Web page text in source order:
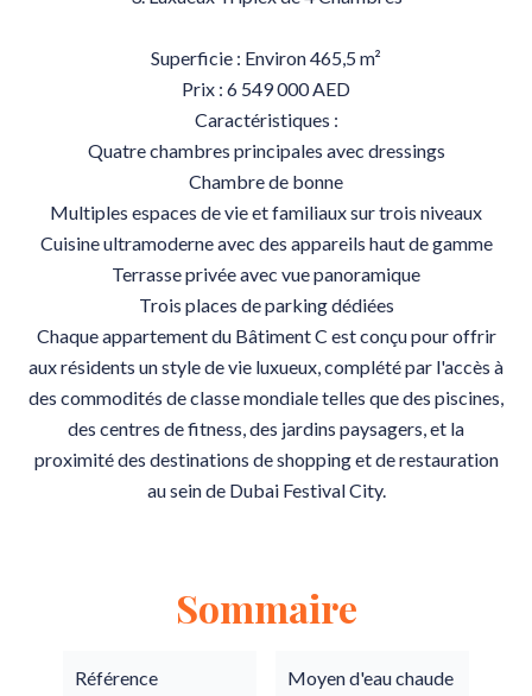
Superficie : Environ 465,5 m²
Prix : 6 549 000 AED
Caractéristiques :
Quatre chambres principales avec dressings
Chambre de bonne
Multiples espaces de vie et familiaux sur trois niveaux
Cuisine ultramoderne avec des appareils haut de gamme
Terrasse privée avec vue panoramique
Trois places de parking dédiées
Chaque appartement du Bâtiment C est conçu pour offrir
aux résidents un style de vie luxueux, complété par l'accès à
des commodités de classe mondiale telles que des piscines,
des centres de fitness, des jardins paysagers, et la
proximité des destinations de shopping et de restauration
au sein de Dubai Festival City.
Sommaire
Référence
Moyen d'eau chaude